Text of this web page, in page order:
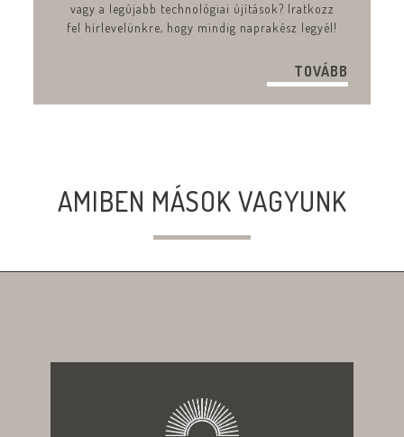
vagy a legújabb technológiai újítások? Iratkozz
fel hírlevelünkre, hogy mindig naprakész legyél!
TOVÁBB
AMIBEN MÁSOK VAGYUNK